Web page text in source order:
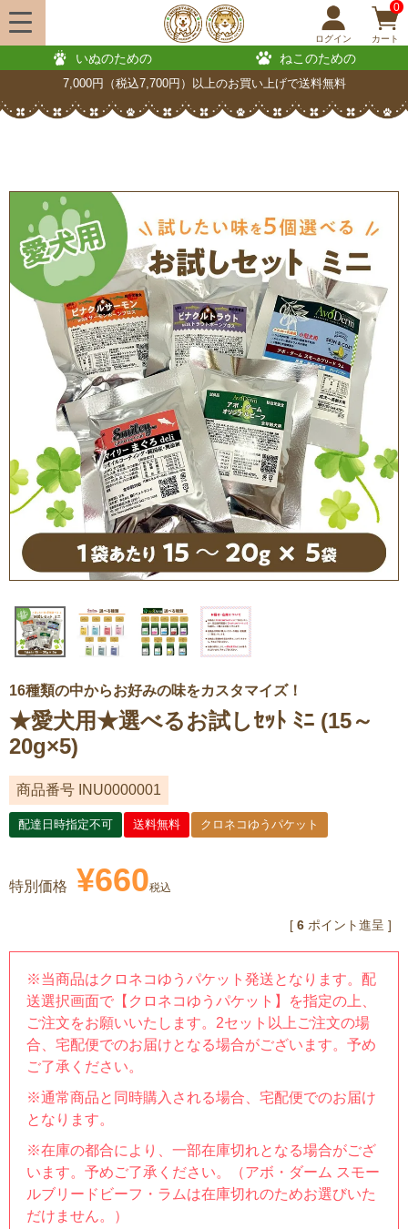
ログイン
0
カート
いぬのための ねこのための
7,000円（税込7,700円）以上のお買い上げで送料無料
16種類の中からお好みの味をカスタマイズ！
★愛犬用★選べるお試しｾｯﾄ ﾐﾆ (15～
20g×5)
商品番号 INU0000001
配達日時指定不可 送料無料 クロネコゆうパケット
特別価格 ¥660税込
[ 6 ポイント進呈 ]
※当商品はクロネコゆうパケット発送となります。配
送選択画面で【クロネコゆうパケット】を指定の上、
ご注文をお願いいたします。2セット以上ご注文の場
合、宅配便でのお届けとなる場合がございます。予め
ご了承ください。
※通常商品と同時購入される場合、宅配便でのお届け
となります。
※在庫の都合により、一部在庫切れとなる場合がござ
います。予めご了承ください。（アボ・ダーム スモー
ルブリードビーフ・ラムは在庫切れのためお選びいた
だけません。）